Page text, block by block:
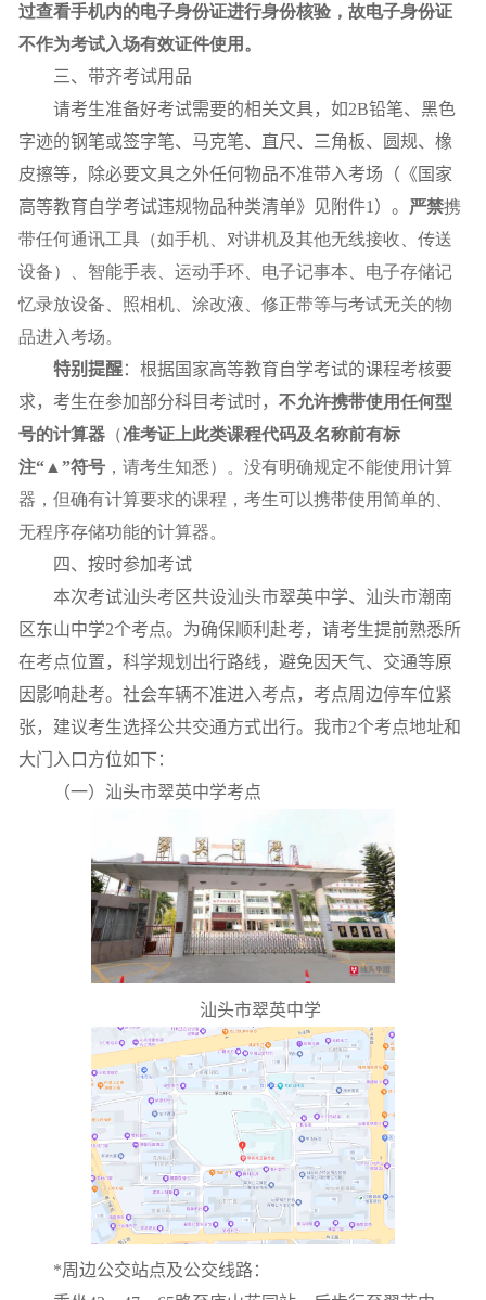
过查看手机内的电子身份证进行身份核验，故电子身份证
不作为考试入场有效证件使用。
三、带齐考试用品
请考生准备好考试需要的相关文具，如2B铅笔、黑色
字迹的钢笔或签字笔、马克笔、直尺、三角板、圆规、橡
皮擦等，除必要文具之外任何物品不准带入考场（《国家
高等教育自学考试违规物品种类清单》见附件1 ）。 严禁携
带任何通讯工具（如手机、对讲机及其他无线接收、传送
设备）、智能手表、运动手环、电子记事本、电子存储记
忆录放设备、照相机、涂改液、修正带等与考试无关的物
品进入考场。
特别提醒：根据国家高等教育自学考试的课程考核要
求，考生在参加部分科目考试时， 不允许携带使用任何型
号的计算器 （准考证上此类课程代码及名称前有标
注“▲”符号 ，请考生知悉）。没有明确规定不能使用计算
器，但确有计算要求的课程，考生可以携带使用简单的、
无程序存储功能的计算器。
四、按时参加考试
本次考试汕头考区共设汕头市翠英中学、汕头市潮南
区东山中学2个考点。为确保顺利赴考，请考生提前熟悉所
在考点位置，科学规划出行路线，避免因天气、交通等原
因影响赴考。社会车辆不准进入考点，考点周边停车位紧
张，建议考生选择公共交通方式出行。我市2个考点地址和
大门入口方位如下：
（一）汕头市翠英中学考点
汕头市翠英中学
*周边公交站点及公交线路：